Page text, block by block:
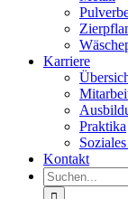
Karriere
Praktika
Kontakt
Suche
nach: